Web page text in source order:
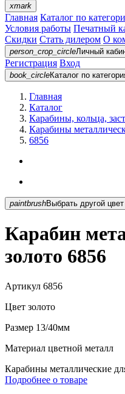
xmark
Главная Каталог по
Условия работы Печатный
Скидки Стать дилером О
person_crop_circleЛичный
Регистрация Вход
book_circleКаталог по
Главная
Каталог
Карабины, кольца,
Карабины
6856
paintbrush Выбрать другой цвет
Карабин
золото 6856
Артикул 6856
Цвет золото
Размер 13/40мм
Материал цветной металл
Карабины металлические
Подробнее о товаре